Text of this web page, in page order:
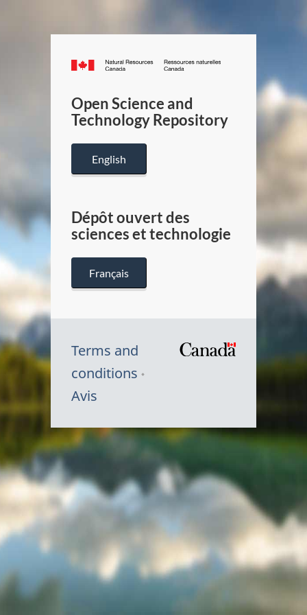
Canada.ca
/
Canada
Open Science and
Technology Repository
English
Dépôt ouvert des
sciences et technologie
Français
Terms and
conditions
Avis
Symbole
du